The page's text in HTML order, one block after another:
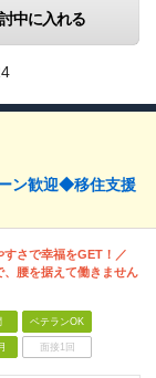
中に入れる
ン歓迎◆移住支援
すさで幸福をGET！／
腰を据えて働きません
ベテランOK
面接1回